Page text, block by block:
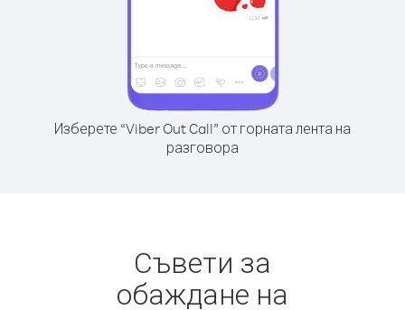
Изберете “Viber Out Call” от горната лента на
разговора
Съвети за
обаждане на